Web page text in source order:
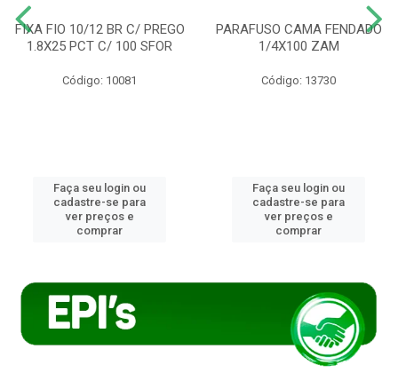
FIXA FIO 10/12 BR C/ PREGO
1.8X25 PCT C/ 100 SFOR
Código: 10081
Faça seu login ou
cadastre-se para
ver preços e
comprar
PARAFUSO CAMA FENDADO
1/4X100 ZAM
Código: 13730
Faça seu login ou
cadastre-se para
ver preços e
comprar